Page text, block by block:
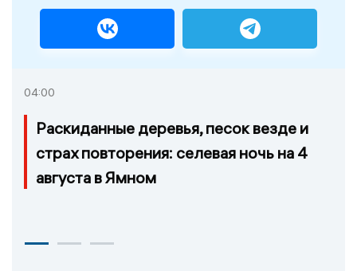
04:00
Раскиданные деревья, песок везде и
страх повторения: селевая ночь на 4
августа в Ямном